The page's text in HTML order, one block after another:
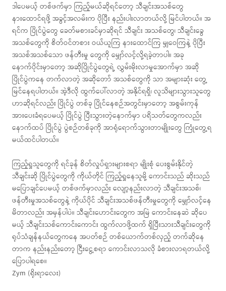
ဒါပေမယ့် တစ်ဖက်မှာ ကြည့်မယ်ဆိုရင်တော့ သီချင်းအသစ်တွေ
နားထောင်ရဖို့ အခွင့်အလမ်းက ပိုပြီး နည်းပါးလာတယ်လို့ မြင်ပါတယ်။ အ
ရင်က ပြိုင်ပွဲတွေ ခေတ်မစားခင်မှာဆိုရင် သီချင်း အသစ်တွေ၊ သီချင်းခွေ
အသစ်တွေကို စိတ်ဝင်တစား ဝယ်ယူကြ နားထောင်ကြ မျှဝေကြနဲ့ ပိုပြီး
အသစ်အသစ်သော ဖန်တီးမှု တွေကို မျှော်လင့်လို့ရခဲ့တာပါ။ အခု
နောက်ပိုင်းမှာတော့ အဆိုပြိုင်ပွဲတွေရဲ့ လွှမ်းမိုးလာမှုအောက်မှာ အဆို
ပြိုင်ပွဲကနေ တက်လာတဲ့ အဆိုတော် အသစ်တွေကို သာ အများဆုံး တွေ့
မြင်နေရပါတယ်။ အဲ့ဒီလို ထွက်ပေါ်လာတဲ့ အနိုင်ရရှိ၊ လူသိများသွားသူတွေ
ဟာဆိုရင်လည်း ပြိုင်ပွဲ တစ်ခု ပြိုင်နေစဉ်အတွင်းမှာတော့ အစွမ်းကုန်
အားပေးခံရပေမယ့် ပြိုင်ပွဲ ပြီးသွားတဲ့နောက်မှာ ပရိသတ်တွေကလည်း
နောက်ထပ် ပြိုင်ပွဲ ပွဲစဉ်တစ်ခုကို အာရုံရောက်သွားတာမျိုးတွေ ကြုံတွေ့ရ
မယ်ထင်ပါတယ်။
ကြည့်ရှုသူတွေကို ရင်ခုန် စိတ်လှုပ်ရှားများစရာ မျိုးစုံ ပေးစွမ်းနိုင်တဲ့
သီချင်းဆို ပြိုင်ပွဲတွေကို ကိုယ်တိုင် ကြည့်ရှုနေသူမို့ ကောင်းသည် ဆိုးသည်
မပြောချင်ပေမယ့် တစ်ဖက်မှာလည်း လျော့နည်းလာတဲ့ သီချင်းအသစ်၊
ဖန်တီးမှုအသစ်တွေနဲ့ ကိုယ်ပိုင် သီချင်းအသစ်ဖန်တီးမှုတွေကို မျှော်လင့်နေ
မိတာလည်း အမှန်ပါပဲ။ သီချင်းဟောင်းတွေက အမြဲ ကောင်းနေဆဲ ဆိုပေ
မယ့် သီချင်းသစ်ကောင်းကောင်း ထွက်လာဖို့ထက် ရှိပြီးသားသီချင်းတွေကို
ရုပ်သံချန်နယ်တွေကနေ အပတ်စဉ် တစ်ယောက်တစ်လှည့် တက်ဆိုနေ
တာက နည်းနည်းတော့ ငြီးငွေ့စရာ ကောင်းလာသလို ခံစားလာရတယ်လို့
ပြောပါရစေ။
Zym (ရိုးရာလေး)